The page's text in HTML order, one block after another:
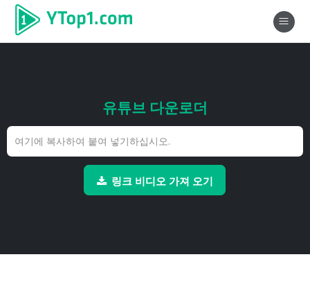
유튜브 다운로더
링크 비디오 가져 오기